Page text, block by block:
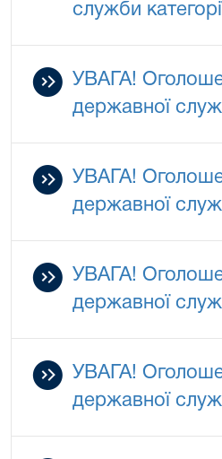
служби
УВАГА!
державної
УВАГА!
державної
УВАГА!
державної
УВАГА!
державної